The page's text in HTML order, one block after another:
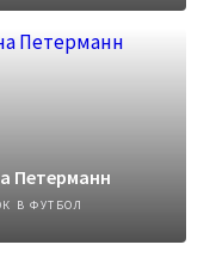
Петерманн
В ФУТБОЛ